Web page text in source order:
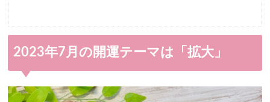
2023年7月の開運テーマは「拡大」